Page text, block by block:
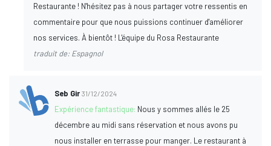
Restaurante ! N'hésitez pas à nous partager votre ressentis en
commentaire pour que nous puissions continuer d'améliorer
nos services. À bientôt ! L'équipe du Rosa Restaurante
traduit de: Espagnol
Seb Gir 31/12/2024
Expérience fantastique: Nous y sommes allés le 25
décembre au midi sans réservation et nous avons pu
nous installer en terrasse pour manger. Le restaurant à